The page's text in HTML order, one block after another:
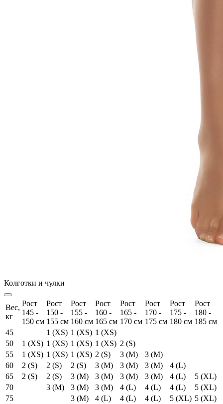
Колготки и чулки
Вес,
кг
Рост
145 -
150 см
Рост
150 -
155 см
Рост
155 -
160 см
Рост
160 -
165 см
Рост
165 -
170 см
Рост
170 -
175 см
Рост
175 -
180 см
Рост
180 -
185 см
45
1 (XS) 1 (XS) 1 (XS)
50
1 (XS) 1 (XS) 1 (XS) 1 (XS) 2 (S)
55
1 (XS) 1 (XS) 1 (XS) 2 (S) 3 (M)
3 (M)
60
2 (S) 2 (S) 2 (S) 3 (M) 3 (M) 3 (M)
4 (L)
65
2 (S) 2 (S) 3 (M) 3 (M) 3 (M) 3 (M) 4 (L)
5 (XL)
70
3 (M) 3 (M) 3 (M) 4 (L) 4 (L) 4 (L)
5 (XL)
75
3 (M) 4 (L) 4 (L) 4 (L) 5 (XL) 5 (XL)